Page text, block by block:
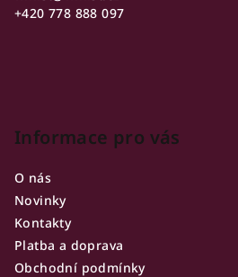
+420 778 888 097
Informace pro vás
O nás
Novinky
Kontakty
Platba a doprava
Obchodní podmínky